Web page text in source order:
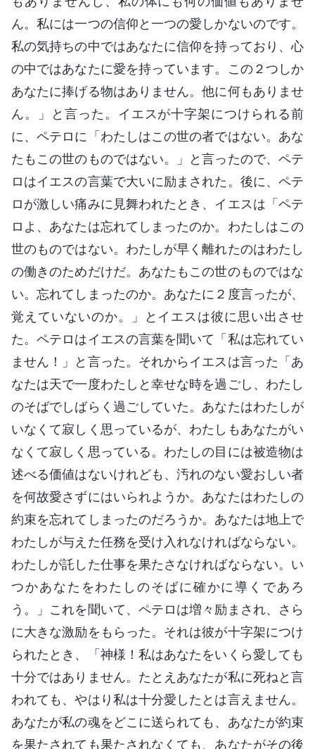
ん。私には一つの信仰と一つの愛しかないのです。
私の気持ちの中ではあなたに信仰を持っており、心
の中ではあなたに愛を持っています。この２つしか
あなたに捧げる物はありません。他に何もありませ
ん。」と言った。イエスが十字架につけられる前
に、ペテロに「わたしはこの世の者ではない。あな
たもこの世のものではない。」と言ったので、ペテ
ロはイエスの言葉で大いに励まされた。後に、ペテ
ロが激しい痛みに見舞われたとき、イエスは「ペテ
ロよ、あなたは忘れてしまったのか。わたしはこの
世のものではない。わたしが早く離れたのはわたし
の働きのためだけだ。あなたもこの世のものではな
い。忘れてしまったのか。あなたに２度言ったが、
覚えていないのか。」とイエスは彼に思い出させ
た。ペテロはイエスの言葉を聞いて「私は忘れてい
ません！」と言った。それからイエスは言った「あ
なたは天で一度わたしと幸せな時を過ごし、わたし
のそばでしばらく過ごしていた。あなたはわたしが
いなくて寂しく思っているが、わたしもあなたがい
なくて寂しく思っている。わたしの目には被造物は
述べる価値はないけれども、汚れのない愛おしい者
を何故愛さずにはいられようか。あなたはわたしの
約束を忘れてしまったのだろうか。あなたは地上で
わたしが与えた任務を受け入れなければならない。
わたしが託した仕事を果たさなければならない。い
つかあなたをわたしのそばに確かに導くであろ
う。」これを聞いて、ペテロは増々励まされ、さら
に大きな激励をもらった。それは彼が十字架につけ
られたとき、「神様！私はあなたをいくら愛しても
十分ではありません。たとえあなたが私に死ねと言
われても、やはり私は十分愛したとは言えません。
あなたが私の魂をどこに送られても、あなたが約束
を果たされても果たされなくても、あなたがその後